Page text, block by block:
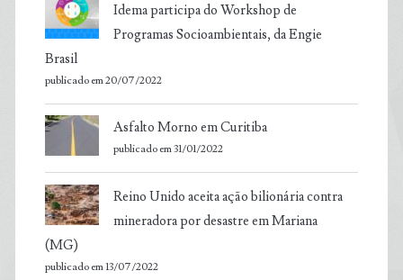
Idema participa do Workshop de
Programas Socioambientais, da Engie
Brasil
publicado em 20/07/2022
Asfalto Morno em Curitiba
publicado em 31/01/2022
Reino Unido aceita ação bilionária contra
mineradora por desastre em Mariana
(MG)
publicado em 13/07/2022